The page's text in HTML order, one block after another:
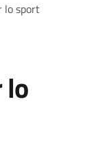
lo sport
lo